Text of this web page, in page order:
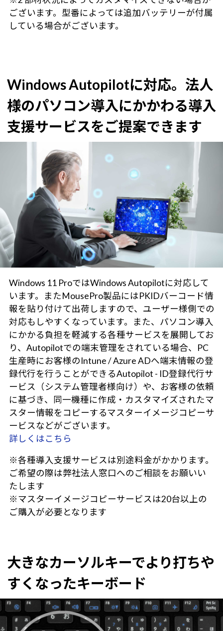
ございます。型番によっては追加バッテリーが付属
している場合がございます。
Windows Autopilotに対応。 法人
様のパソコン導入にかかわる導入
支援サービスをご提案できます
Windows 11 ProではWindows Autopilotに対応して
います。またMousePro製品にはPKIDバーコード情
報を貼り付けて出荷しますので、ユーザー様側での
対応もしやすくなっています。また、パソコン導入
にかかる負担を軽減する各種サービスを展開してお
り、Autopilotでの端末管理をされている場合、PC
生産時にお客様のIntune / Azure ADへ端末情報の登
録代行を行うことができるAutopilot - ID登録代行サ
ービス（システム管理者様向け）や、お客様の依頼
に基づき、同一機種に作成・カスタマイズされたマ
スター情報をコピーするマスターイメージコピーサ
ービスなどがございます。
詳しくはこちら
※各種導入支援サービスは別途料金がかかります。
ご希望の際は弊社法人窓口へのご相談をお願いい
たします
※マスターイメージコピーサービスは20台以上の
ご購入が必要となります
大きなカーソルキーでより打ちや
すくなったキーボード